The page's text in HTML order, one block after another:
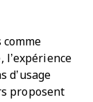
l’expérience
d’usage
proposent